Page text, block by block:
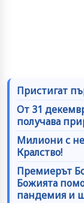
Пристигат
От 31
получава
Милиони с
Кралство!
Премиерът
Божията
пандемия и